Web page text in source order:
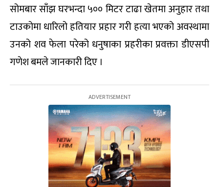
सोमबार साँझ घरभन्दा ५०० मिटर टाढा खेतमा अनुहार तथा
टाउकोमा धारिलो हतियार प्रहार गरी हत्या भएको अवस्थामा
उनको शव फेला परेको धनुषाका प्रहरीका प्रवक्ता डीएसपी
गणेश बमले जानकारी दिए ।